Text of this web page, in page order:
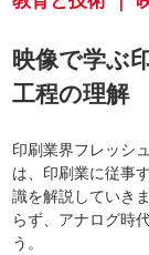
映像で学ぶ
工程の理解
印刷業界フレッシ
は、印刷業に従事
識を解説していき
らず、アナログ時
う。